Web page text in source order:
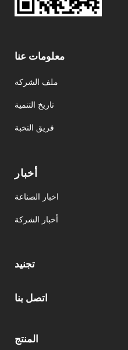
معلومات عنا
ملف الشركة
تاريخ التنمية
فريق النخبة
أخبار
اخبار الصناعة
أخبار الشركة
تجنيد
اتصل بنا
المنتج